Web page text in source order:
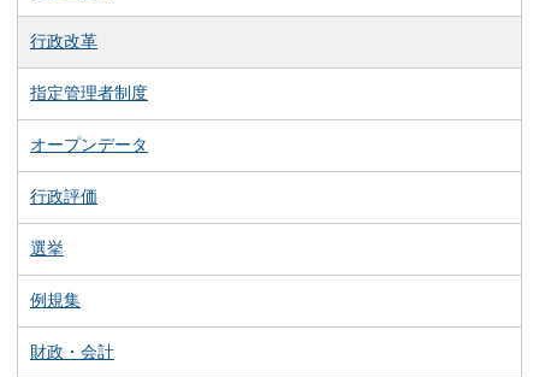
行政改革
指定管理者制度
オープンデータ
行政評価
選挙
例規集
財政・会計